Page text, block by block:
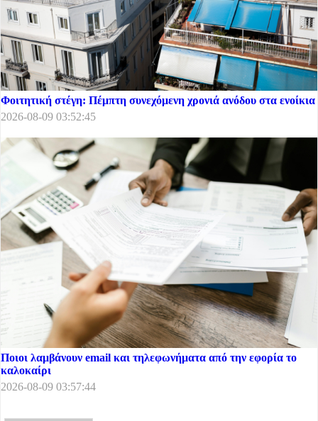
Φοιτητική στέγη: Πέμπτη συνεχόμενη χρονιά ανόδου στα ενοίκια
2026-08-09 03:52:45
Ποιοι λαμβάνουν email και τηλεφωνήματα από την εφορία το
καλοκαίρι
2026-08-09 03:57:44